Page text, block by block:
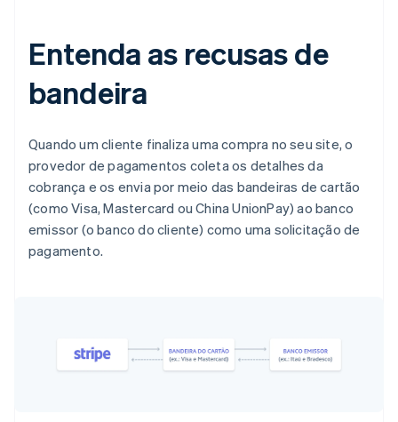
Entenda as recusas de
bandeira
Quando um cliente finaliza uma compra no seu site, o
provedor de pagamentos coleta os detalhes da
cobrança e os envia por meio das bandeiras de cartão
(como Visa, Mastercard ou China UnionPay) ao banco
emissor (o banco do cliente) como uma solicitação de
pagamento.